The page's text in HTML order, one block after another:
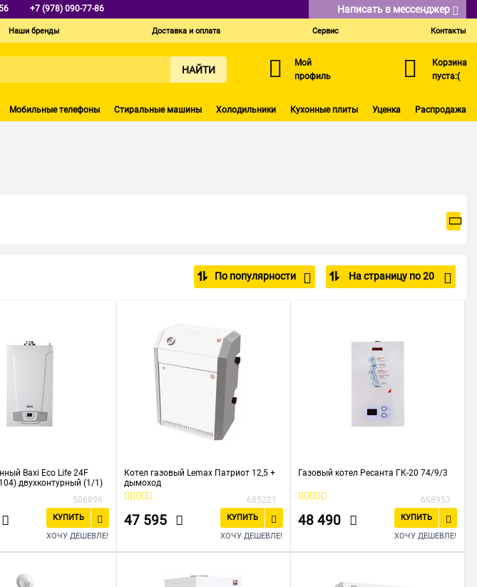
+7 (978) 090-77-86 Написать в мессенджер
Наши бренды Доставка и оплата Сервис Контакты
НАЙТИ
Мой
профиль
Корзина
пуста:(
Мобильные телефоны Стиральные машины Холодильники Кухонные плиты Уценка Распродажа
По популярности На страницу по 20
Baxi Eco Life 24F
двухконтурный (1/1)
506896
КУПИТЬ
ХОЧУ ДЕШЕВЛЕ!
Котел газовый Lemax Патриот 12,5 +
дымоход
685221
47 595
КУПИТЬ
ХОЧУ ДЕШЕВЛЕ!
Газовый котел Ресанта ГК-20 74/9/3
668953
48 490
КУПИТЬ
ХОЧУ ДЕШЕВЛЕ!